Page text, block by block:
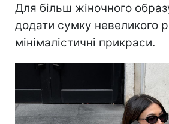
Для більш жіночного
додати сумку невеликого
мінімалістичні прикраси.